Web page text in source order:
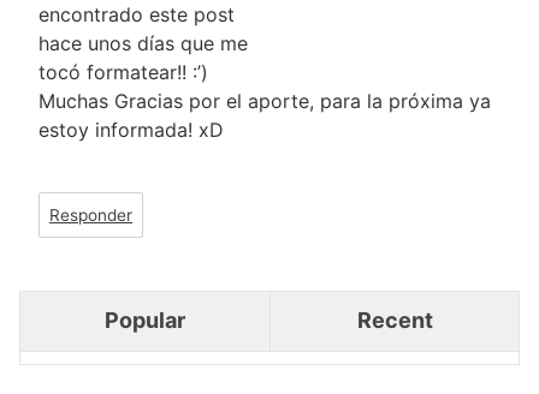
encontrado este post
hace unos días que me
tocó formatear!! :’)
Muchas Gracias por el aporte, para la próxima ya
estoy informada! xD
Responder
Popular Recent